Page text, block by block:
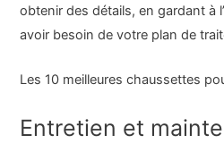
obtenir des détails, en gardant à
avoir besoin de votre plan de
Les 10 meilleures chaussettes
Entretien et